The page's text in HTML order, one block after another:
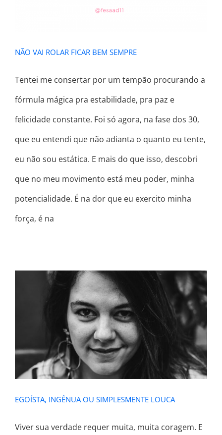
NÃO VAI ROLAR FICAR BEM SEMPRE
Tentei me consertar por um tempão procurando a
fórmula mágica pra estabilidade, pra paz e
felicidade constante. Foi só agora, na fase dos 30,
que eu entendi que não adianta o quanto eu tente,
eu não sou estática. E mais do que isso, descobri
que no meu movimento está meu poder, minha
potencialidade. É na dor que eu exercito minha
força, é na
EGOÍSTA, INGÊNUA OU
SIMPLESMENTE LOUCA
EGOÍSTA, INGÊNUA OU SIMPLESMENTE LOUCA
Viver sua verdade requer muita, muita coragem. E